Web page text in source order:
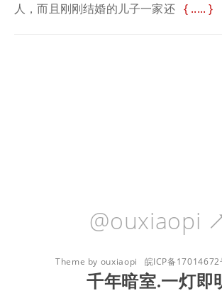
人，而且刚刚结婚的儿子一家还
.....
@ouxiaopi
Theme by ouxiaopi 皖ICP备17014672
千年暗室.一灯即